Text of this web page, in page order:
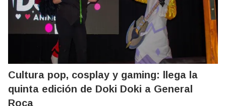
Cultura pop, cosplay y gaming: llega la
quinta edición de Doki Doki a General
Roca